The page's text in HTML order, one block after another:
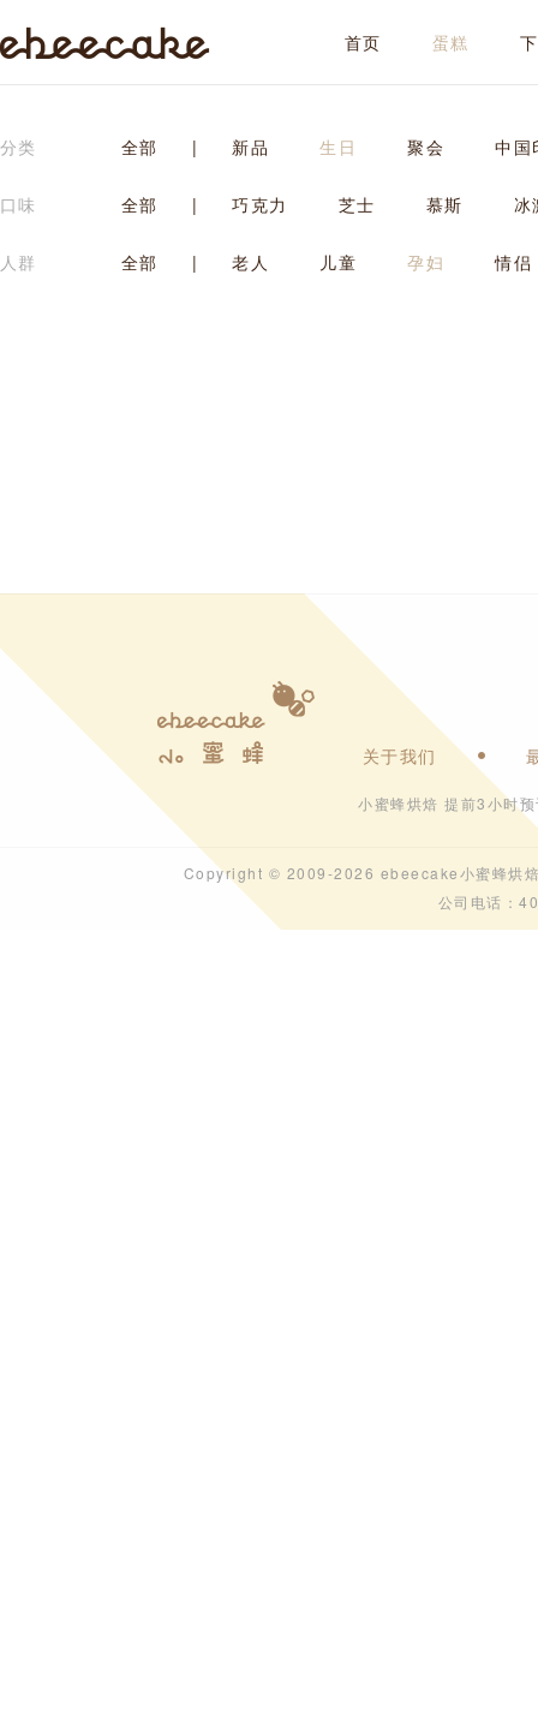
首页 蛋糕
分类 全部 | 新品 生日 聚会 中国
口味 全部 | 巧克力 芝士 慕斯 冰
人群 全部 | 老人 儿童 孕妇 情侣
关于我们
小蜜蜂烘焙 提前3小时
Copyright © 2009-2026 ebeecake小蜜蜂烘
公司电话